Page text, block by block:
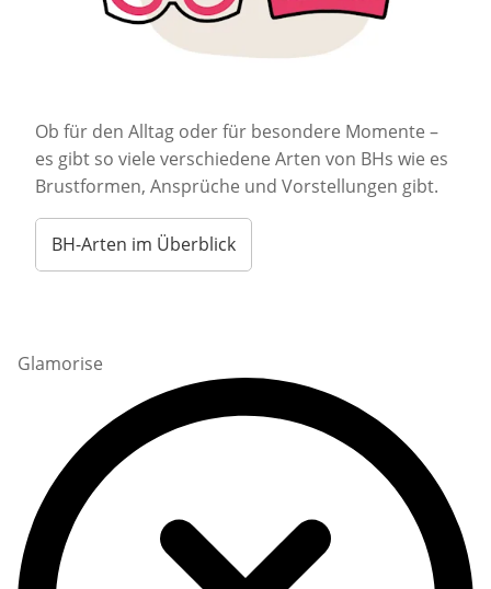
Ob für den Alltag oder für besondere Momente –
es gibt so viele verschiedene Arten von BHs wie es
Brustformen, Ansprüche und Vorstellungen gibt.
BH-Arten im Überblick
Glamorise